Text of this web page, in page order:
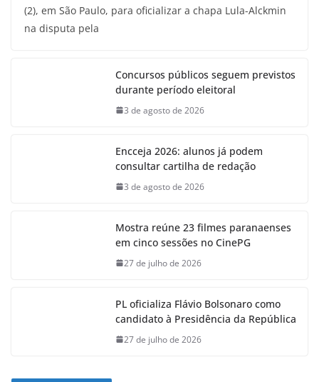
(2), em São Paulo, para oficializar a chapa Lula-Alckmin
na disputa pela
Concursos públicos seguem previstos
durante período eleitoral
3 de agosto de 2026
Encceja 2026: alunos já podem
consultar cartilha de redação
3 de agosto de 2026
Mostra reúne 23 filmes paranaenses
em cinco sessões no CinePG
27 de julho de 2026
PL oficializa Flávio Bolsonaro como
candidato à Presidência da República
27 de julho de 2026